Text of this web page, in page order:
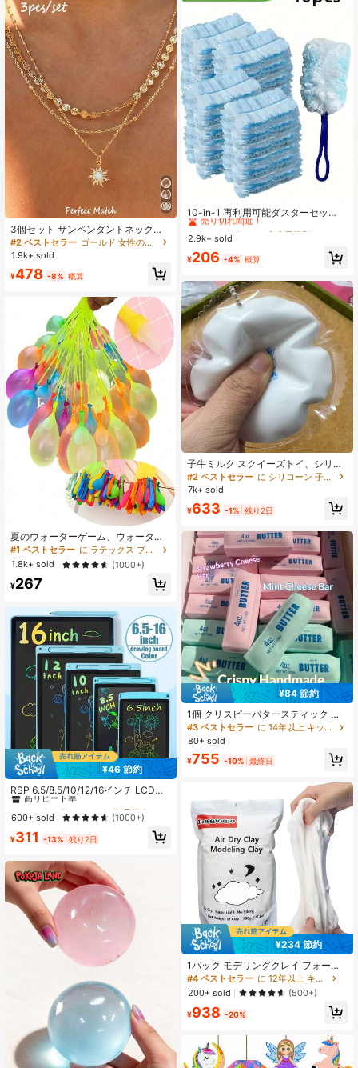
3個セット サンペンダントネックレ
ス、ディスク&ビーズチェーン付き、
マルチレイヤー着用可能な女性用デ
ズの数はランダム)、記念日のギフト
#2 ベストセラー
ゴールド 女性のネックレスセット
1.9k+ sold
¥478 -8% 概算
夏のウォーターゲーム、ウォーター
パーティー用 111個 水風船爆弾ボー
ル
#1 ベストセラー
に ラテックス プレイ可能なバルーン
1.8k+ sold
(1000+)
¥267
¥46 節約
RSP 6.5/8.5/10/12/16インチ LCDラ
イティングタブレット ドローイング
ボード、落書きボード 子供用手書き
パッド マジックブラックボード、デ
ジタルドローイングタブレット 3 4 5
6 7 8 9 10 11 12歳用、クリスマス 子
女の子用ギフト 入学準備用品
#4 ベストセラー
に 3～6歳 子供向け落書き＆落書きボード
高リピート率
#4 ベストセラー
高リピート率
#4 ベストセラー
高リピート率
#4 ベストセラー
に 3～6歳 子供向け落書き＆落書きボード
高リピート率
600+ sold (1000+)
¥311 -13% 残り2日
10-in-1 再利用可能ダスターセッ
ト、取り替え可能なブラシヘッド付
き、家庭用、家具、電化製品、ブラ
トクリーナー - 静電気防止ダスティ
#1 ベストセラー
売り切れ間近！
#1 ベストセラー
売り切れ間近！
#1 ベストセラー
売り切れ間近！
#1 ベストセラー
売り切れ間近！
2.9k+ sold
¥206 -4% 概算
子牛ミルク スクイーズトイ、シリコ
ン スロー ライズ ストレス解消 スク
イーズトイ、かわいい動物 フィジェ
ント、理想的なギフト、サプライズ
ギフト、ギフト、クリスマスギフ
ト、ゲーマーギフト、スクイーズ、
ストレス解消必需品
#2 ベストセラー
に シリコーン 子供用フィジェットトイ
7k+ sold
¥633 -1% 残り2日
¥84 節約
1個 クリスピーバタースティック 音
声制御 ストレス解消 スクイーズト
イ、リアルなフードトイ、スクイー
ズベントトイ、誕生日プレゼント、
サプライズギフト、ホリデーギフ
ト、ベストギフト、クリスマスギフ
#3 ベストセラー
に 14年以上 キッズクラフトキット
80+ sold
¥755 -10% 最終日
¥234 節約
1パック モデリングクレイ フォーム
クレイ - 1.1ポンド 空気乾燥クレイ 超
軽量マジッククレイ、男の子と女の
子への完璧なギフト
#4 ベストセラー
に 12年以上 キッズクレイ
200+ sold
(500+)
¥938 -20%